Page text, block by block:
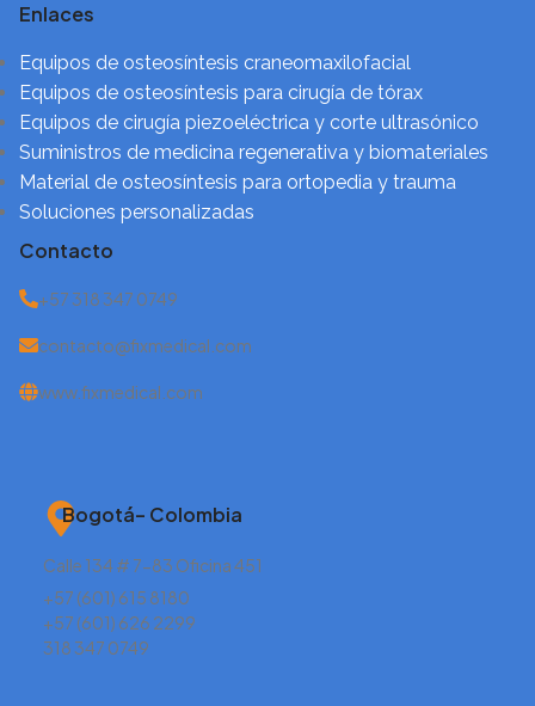
Enlaces
Equipos de osteosíntesis craneomaxilofacial
Equipos de osteosíntesis para cirugía de tórax
Equipos de cirugía piezoeléctrica y corte ultrasónico
Suministros de medicina regenerativa y biomateriales
Material de osteosíntesis para ortopedia y trauma
Soluciones personalizadas
Contacto
+57 318 347 0749
contacto@fixmedical.com
www.fixmedical.com
Bogotá– Colombia
Calle 134 # 7-83 Oficina 451
+57 (601) 615 8180
+57 (601) 626 2299
318 347 0749